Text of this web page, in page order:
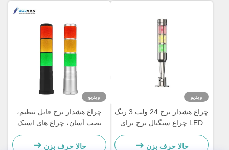
ویدیو
چراغ هشدار برج 24 ولت 3 رنگ
LED چراغ سیگنال برج برای
ماشین آلات تجهیزات نشانگر
حالا حرف بزن
ویدیو
چراغ هشدار برج قابل تنظیم،
نصب آسان، چراغ های استک
LED، درجه حفاظت IP54
حالا حرف بزن